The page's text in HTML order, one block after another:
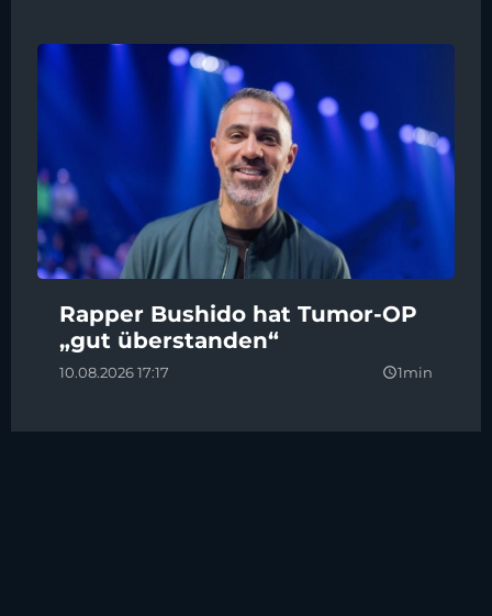
Rapper Bushido hat Tumor-OP
„gut überstanden“
10.08.2026 17:17 query_builder1min